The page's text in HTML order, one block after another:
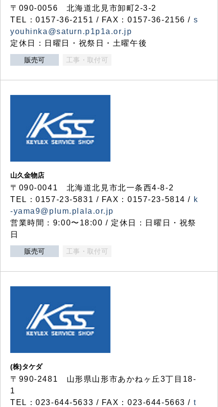
〒090-0056 北海道北見市卸町2-3-2
TEL：0157-36-2151 / FAX：0157-36-2156 / s
youhinka@saturn.p1p1a.or.jp
定休日：日曜日・祝祭日・土曜午後
販売可 工事・取付可
山久金物店
〒090-0041 北海道北見市北一条西4-8-2
TEL：0157-23-5831 / FAX：0157-23-5814 / k
-yama9@plum.plala.or.jp
営業時間：9:00〜18:00 / 定休日：日曜日・祝祭
日
販売可 工事・取付可
(株)タケダ
〒990-2481 山形県山形市あかねヶ丘3丁目18-
1
TEL：023-644-5633 / FAX：023-644-5663 / t